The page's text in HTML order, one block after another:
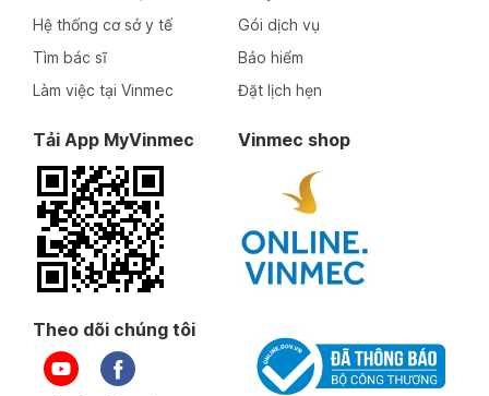
Hệ thống cơ sở y tế
Tìm bác sĩ
Làm việc tại Vinmec
Gói dịch vụ
Bảo hiểm
Đặt lịch hẹn
Tải App MyVinmec Vinmec shop
Theo dõi chúng tôi